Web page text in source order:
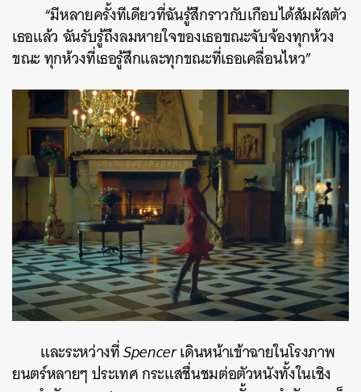
“มีหลายครั้งทีเดียวที่ฉันรู้สึกราวกับเกือบได้สัมผัสตัว
เธอแล้ว ฉันรับรู้ถึงลมหายใจของเธอขณะจับจ้องทุกห้วง
ขณะ ทุกห้วงที่เธอรู้สึกและทุกขณะที่เธอเคลื่อนไหว”
และระหว่างที่Spencerเดินหน้าเข้าฉายในโรงภาพ
ยนตร์หลายๆ ประเทศ กระแสชื่นชมต่อตัวหนังทั้งในเชิง